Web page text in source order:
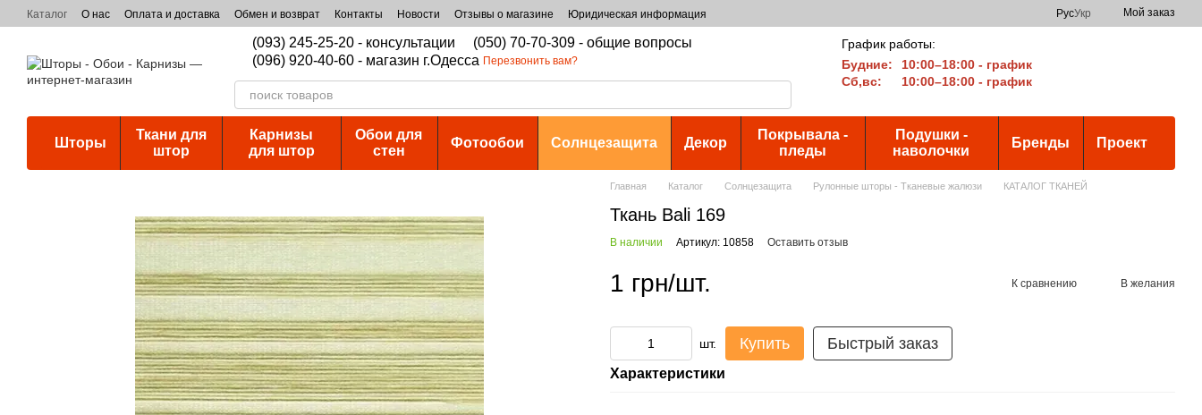
Перейти к основному контенту
Каталог О нас Оплата и доставка Обмен и возврат Контакты Новости Отзывы о магазине Юридическая информация РусУкр Мой заказ
(093) 245-25-20 - консультации
(050) 70-70-309 - общие вопросы
(096) 920-40-60 - магазин г.Одесса Перезвонить вам?
График работы:
Будние:
10:00–18:00 - график
Сб,вс:
10:00–18:00 - график
Шторы
Ткани для
штор
Карнизы
для штор
Обои для
стен
Фотообои Солнцезащита Декор
Покрывала -
пледы
Подушки -
наволочки
Бренды Проект
Главная Каталог Солнцезащита Рулонные шторы - Тканевые жалюзи КАТАЛОГ ТКАНЕЙ
Ткань Bali 169
В наличии Артикул: 10858 Оставить отзыв
1 грн/шт. К сравнению В желания
шт. Купить Быстрый заказ
Характеристики